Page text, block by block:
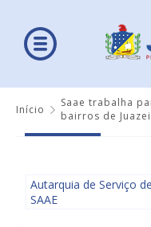
Início
Saae trabalha
bairros de
Autarquia de Serviço
SAAE